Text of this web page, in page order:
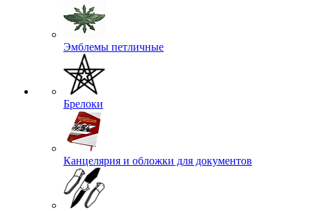
Эмблемы петличные
Брелоки
Канцелярия и обложки для документов